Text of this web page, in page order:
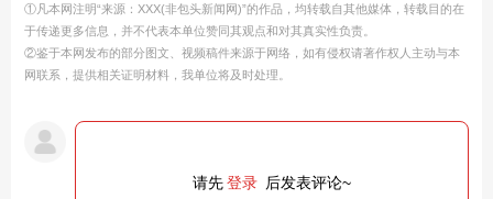
①凡本网注明“来源：XXX(非包头新闻网)”的作品，均转载自其他媒体，转载目的在
于传递更多信息，并不代表本单位赞同其观点和对其真实性负责。
②鉴于本网发布的部分图文、视频稿件来源于网络，如有侵权请著作权人主动与本
网联系，提供相关证明材料，我单位将及时处理。
请先登录 后发表评论~